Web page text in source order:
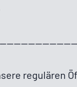
regulären